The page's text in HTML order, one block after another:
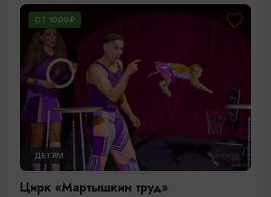
ОТ 1000₽
ДЕТЯМ
Цирк «Мартышкин труд»